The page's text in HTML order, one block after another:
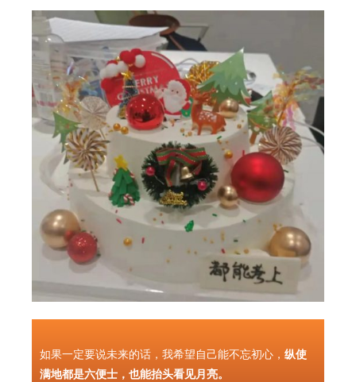
如果一定要说未来的话，我希望自己能不忘初心，纵使
满地都是六便士，也能抬头看见月亮。